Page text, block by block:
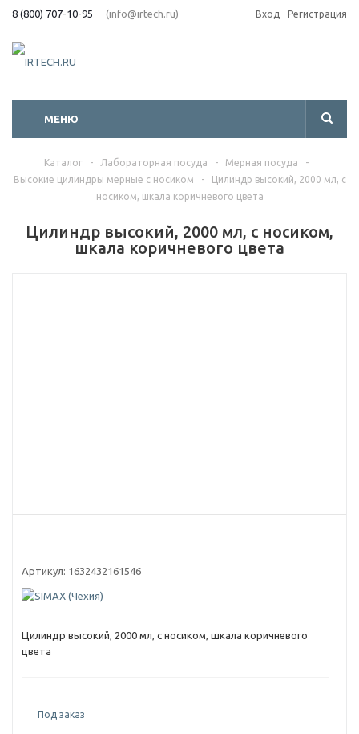
8 (800) 707-10-95 (info@irtech.ru) Вход Регистрация
МЕНЮ
Каталог - Лабораторная посуда - Мерная посуда
-
Высокие цилиндры мерные с носиком
-
Цилиндр высокий, 2000 мл, с
носиком, шкала коричневого цвета
Цилиндр высокий, 2000 мл, с носиком,
шкала коричневого цвета
Артикул: 1632432161546
Цилиндр высокий, 2000 мл, с носиком, шкала коричневого
цвета
Под заказ